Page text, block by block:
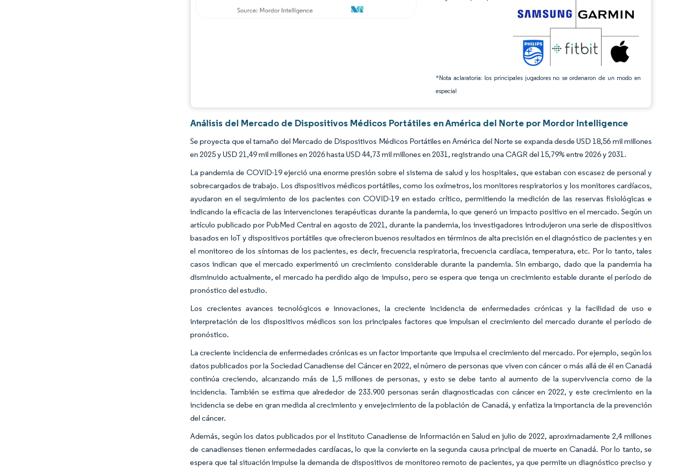
*Nota aclaratoria: los principales jugadores no se ordenaron de un modo en
especial
Análisis del Mercado de Dispositivos Médicos Portátiles en América del Norte por Mordor Intelligence
Se proyecta que el tamaño del Mercado de Dispositivos Médicos Portátiles en América del Norte se expanda desde USD 18,56 mil millones
en 2025 y USD 21,49 mil millones en 2026 hasta USD 44,73 mil millones en 2031, registrando una CAGR del 15,79% entre 2026 y 2031.
La pandemia de COVID-19 ejerció una enorme presión sobre el sistema de salud y los hospitales, que estaban con escasez de personal y
sobrecargados de trabajo. Los dispositivos médicos portátiles, como los oxímetros, los monitores respiratorios y los monitores cardíacos,
ayudaron en el seguimiento de los pacientes con COVID-19 en estado crítico, permitiendo la medición de las reservas fisiológicas e
indicando la eficacia de las intervenciones terapéuticas durante la pandemia, lo que generó un impacto positivo en el mercado. Según un
artículo publicado por PubMed Central en agosto de 2021, durante la pandemia, los investigadores introdujeron una serie de dispositivos
basados en IoT y dispositivos portátiles que ofrecieron buenos resultados en términos de alta precisión en el diagnóstico de pacientes y en
el monitoreo de los síntomas de los pacientes, es decir, frecuencia respiratoria, frecuencia cardíaca, temperatura, etc. Por lo tanto, tales
casos indican que el mercado experimentó un crecimiento considerable durante la pandemia. Sin embargo, dado que la pandemia ha
disminuido actualmente, el mercado ha perdido algo de impulso, pero se espera que tenga un crecimiento estable durante el período de
pronóstico del estudio.
Los crecientes avances tecnológicos e innovaciones, la creciente incidencia de enfermedades crónicas y la facilidad de uso e
interpretación de los dispositivos médicos son los principales factores que impulsan el crecimiento del mercado durante el período de
pronóstico.
La creciente incidencia de enfermedades crónicas es un factor importante que impulsa el crecimiento del mercado. Por ejemplo, según los
datos publicados por la Sociedad Canadiense del Cáncer en 2022, el número de personas que viven con cáncer o más allá de él en Canadá
continúa creciendo, alcanzando más de 1,5 millones de personas, y esto se debe tanto al aumento de la supervivencia como de la
incidencia. También se estima que alrededor de 233.900 personas serán diagnosticadas con cáncer en 2022, y este crecimiento en la
incidencia se debe en gran medida al crecimiento y envejecimiento de la población de Canadá, y enfatiza la importancia de la prevención
del cáncer.
Además, según los datos publicados por el Instituto Canadiense de Información en Salud en julio de 2022, aproximadamente 2,4 millones
de canadienses tienen enfermedades cardíacas, lo que la convierte en la segunda causa principal de muerte en Canadá. Por lo tanto, se
espera que tal situación impulse la demanda de dispositivos de monitoreo remoto de pacientes, ya que permite un diagnóstico preciso y